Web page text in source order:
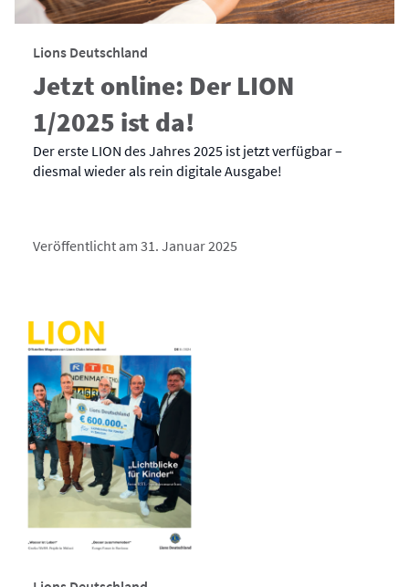
Lions Deutschland
Jetzt online: Der LION
1/2025 ist da!
Der erste LION des Jahres 2025 ist jetzt verfügbar –
diesmal wieder als rein digitale Ausgabe!
Veröffentlicht am 31. Januar 2025